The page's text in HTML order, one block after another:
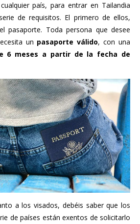
país, para entrar en Tailandia
de requisitos. El primero de ellos,
pasaporte. Toda persona que desee
un pasaporte válido, con una
6 meses a partir de la fecha de
a los visados, debéis saber que los
de países están exentos de solicitarlo